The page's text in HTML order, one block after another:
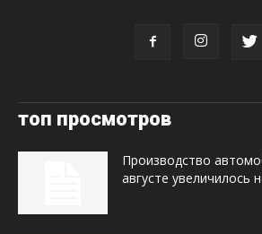
топ просмотров
Производство
августе увеличилось